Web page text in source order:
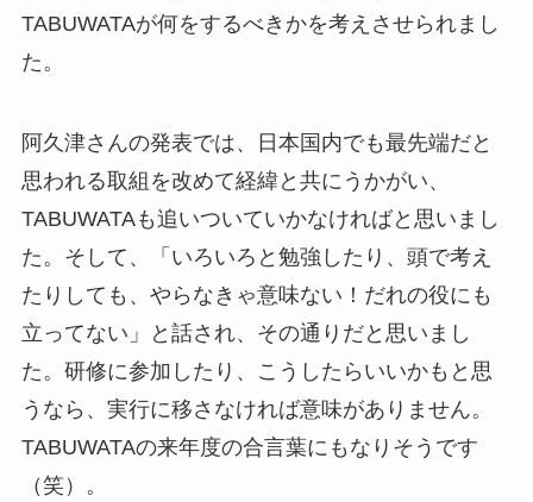
TABUWATAが何をするべきかを考えさせられまし
た。
阿久津さんの発表では、日本国内でも最先端だと
思われる取組を改めて経緯と共にうかがい、
TABUWATAも追いついていかなければと思いまし
た。そして、「いろいろと勉強したり、頭で考え
たりしても、やらなきゃ意味ない！だれの役にも
立ってない」と話され、その通りだと思いまし
た。研修に参加したり、こうしたらいいかもと思
うなら、実行に移さなければ意味がありません。
TABUWATAの来年度の合言葉にもなりそうです
（笑）。